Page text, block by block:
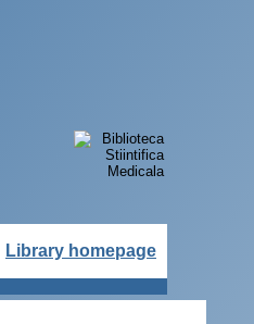
Library homepage